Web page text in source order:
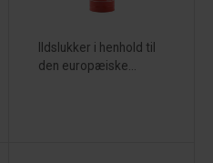
Ildslukker i henhold til
den europæiske...